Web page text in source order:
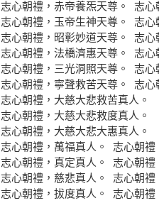
志心朝禮，赤帝養炁天尊。 志
志心朝禮，玉帝生神天尊。 志
志心朝禮，昭彰妙道天尊。 志
志心朝禮，法橋濟惠天尊。 志
志心朝禮，三光洞照天尊。 志
志心朝禮，寧聲救苦天尊。 志
志心朝禮，大慈大悲救苦真人。
志心朝禮，大慈大悲救度真人。
志心朝禮，大慈大悲大惠真人。
志心朝禮，萬福真人。 志心朝
志心朝禮，真定真人。 志心朝
志心朝禮，慈悲真人。 志心朝
志心朝禮，拔度真人。 志心朝